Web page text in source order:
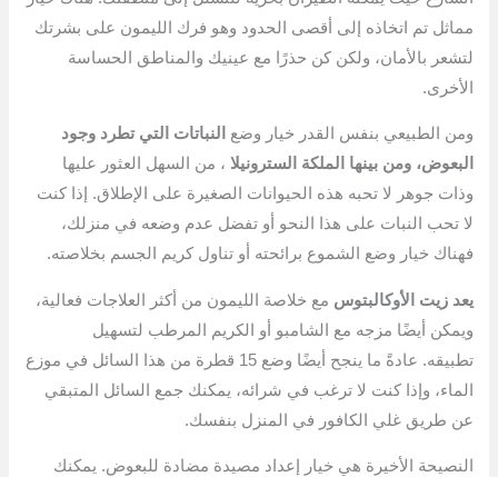
مماثل تم اتخاذه إلى أقصى الحدود وهو فرك الليمون على بشرتك
لتشعر بالأمان، ولكن كن حذرًا مع عينيك والمناطق الحساسة
الأخرى.
ومن الطبيعي بنفس القدر خيار وضع
النباتات التي تطرد وجود
البعوض، ومن بينها الملكة السترونيلا ، من السهل العثور عليها
وذات جوهر لا تحبه هذه الحيوانات الصغيرة على الإطلاق. إذا كنت
لا تحب النبات على هذا النحو أو تفضل عدم وضعه في منزلك،
فهناك خيار وضع الشموع برائحته أو تناول كريم الجسم بخلاصته.
يعد زيت الأوكالبتوس مع خلاصة الليمون من أكثر العلاجات فعالية،
ويمكن أيضًا مزجه مع الشامبو أو الكريم المرطب لتسهيل
تطبيقه. عادةً ما ينجح أيضًا وضع 15 قطرة من هذا السائل في موزع
الماء، وإذا كنت لا ترغب في شرائه، يمكنك جمع السائل المتبقي
عن طريق غلي الكافور في المنزل بنفسك.
النصيحة الأخيرة هي خيار إعداد مصيدة مضادة للبعوض. يمكنك